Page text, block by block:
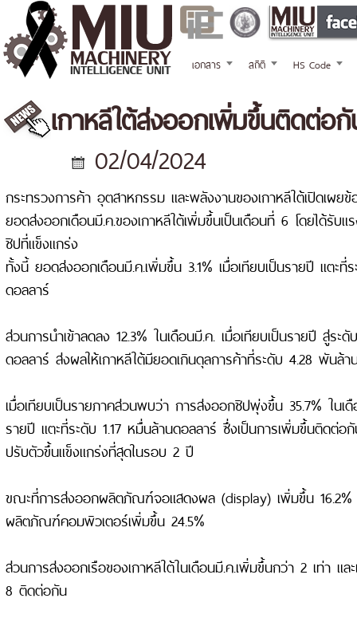
เอกสาร สถิติ HS Code
เกาหลีใต้ส่งออกเพิ่มขึ้นติดต่อ
02/04/2024
กระทรวงการค้า อุตสาหกรรม และพลังงานของเกาหลีใต้เปิดเผย
ยอดส่งออกเดือนมี.ค.ของเกาหลีใต้เพิ่มขึ้นเป็นเดือนที่ 6 โดยได้รับ
ชิปที่แข็งแกร่ง
ทั้งนี้ ยอดส่งออกเดือนมี.ค.เพิ่มขึ้น 3.1% เมื่อเทียบเป็นรายปี แตะที่
ดอลลาร์
ส่วนการนำเข้าลดลง 12.3% ในเดือนมี.ค. เมื่อเทียบเป็นรายปี สู่ระ
ดอลลาร์ ส่งผลให้เกาหลีใต้มียอดเกินดุลการค้าที่ระดับ 4.28 พันล้า
เมื่อเทียบเป็นรายภาคส่วนพบว่า การส่งออกชิปพุ่งขึ้น 35.7% ในเดื
รายปี แตะที่ระดับ 1.17 หมื่นล้านดอลลาร์ ซึ่งเป็นการเพิ่มขึ้นติดต่อ
ปรับตัวขึ้นแข็งแกร่งที่สุดในรอบ 2 ปี
ขณะที่การส่งออกผลิตภัณฑ์จอแสดงผล (display) เพิ่มขึ้น 16.2%
ผลิตภัณฑ์คอมพิวเตอร์เพิ่มขึ้น 24.5%
ส่วนการส่งออกเรือของเกาหลีใต้ในเดือนมี.ค.เพิ่มขึ้นกว่า 2 เท่า แล
8 ติดต่อกัน